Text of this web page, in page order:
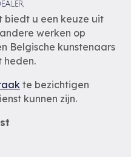
biedt u een keuze uit
werken op
Belgische kunstenaars
heden.
te bezichtigen
kunnen zijn.